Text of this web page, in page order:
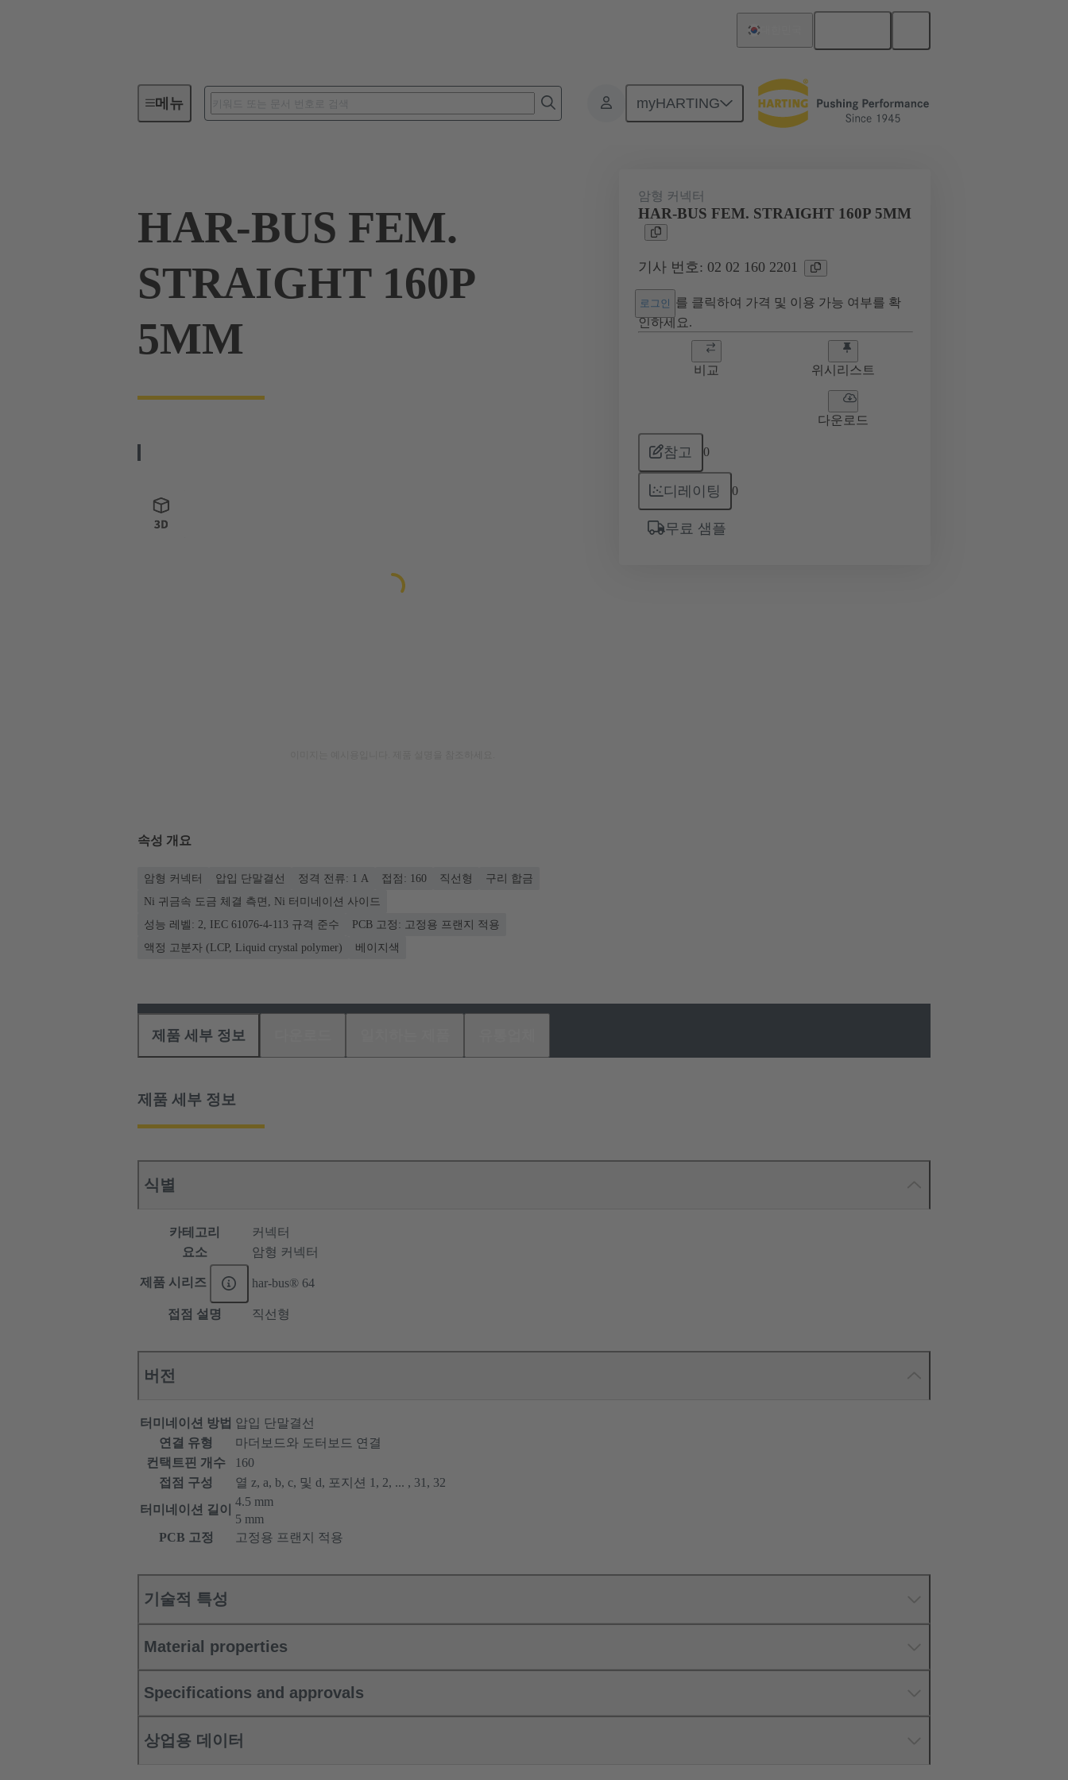
메뉴 myHARTING
제품 마더보드와 도터보드 연결 02 02 160 2201
HAR-BUS FEM.
STRAIGHT 160P
5MM
암형 커넥터
HAR-BUS FEM. STRAIGHT 160P 5MM
기사 번호: 02 02 160 2201
로그인 를 클릭하여 가격 및 이용 가능 여부를 확
인하세요.
비교 위시리스트
다운로드
참고 0
디레이팅 0
무료 샘플
속성 개요
암형 커넥터 압입 단말결선 정격 전류: ‌1 A 접점: 160 직선형
구리 합금
Ni 귀금속 도금 체결 측면, Ni 터미네이션 사이드
성능 레벨: 2, IEC 61076-4-113 규격 준수
PCB 고정: 고정용 프랜지 적용
액정 고분자 (LCP, Liquid crystal polymer)
베이지색
제품 세부 정보
제품 세부 정보
식별
카테고리
커넥터
요소
암형 커넥터
제품 시리즈 har-bus® 64
접점 설명 직선형
버전
터미네이션 방법 압입 단말결선
연결 유형
마더보드와 도터보드 연결
컨택트핀 개수
160
접점 구성
열 z, a, b, c, 및 d, 포지션 1, 2, ... , 31, 32
터미네이션 길이
4.5 mm
5 mm
PCB 고정
고정용 프랜지 적용
기술적 특성
Material properties
Specifications and approvals
상업용 데이터